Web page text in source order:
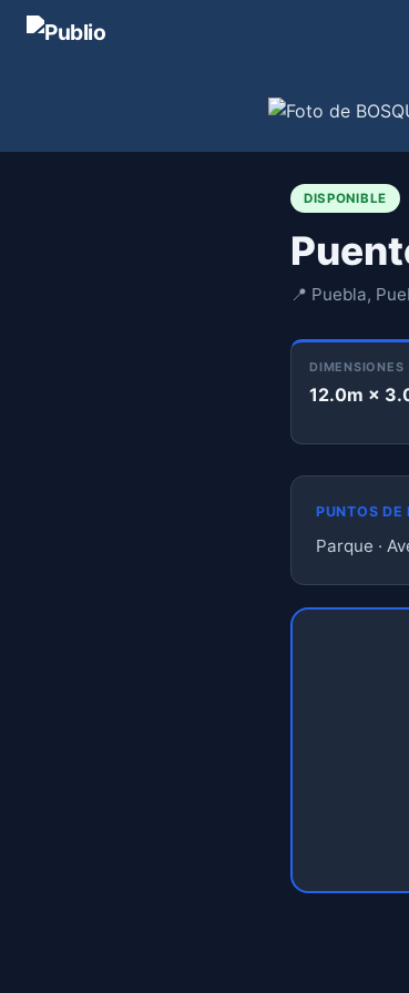
DISPONIBLE
📍 Puebla,
DIMENSIONES
12.0m ×
PUNTOS DE
Parque ·